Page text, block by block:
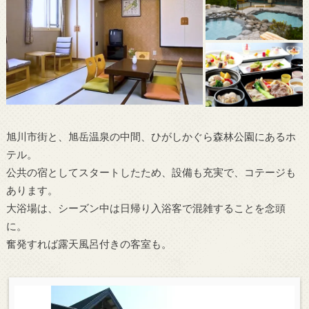
旭川市街と、旭岳温泉の中間、ひがしかぐら森林公園にあるホ
テル。
公共の宿としてスタートしたため、設備も充実で、コテージも
あります。
大浴場は、シーズン中は日帰り入浴客で混雑することを念頭
に。
奮発すれば露天風呂付きの客室も。